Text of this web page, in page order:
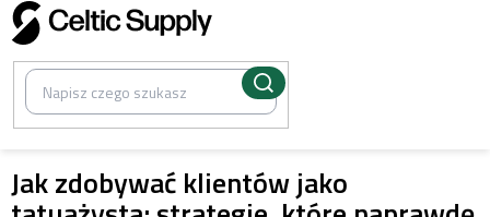
Przejść
do
treści
Jak zdobywać klientów jako